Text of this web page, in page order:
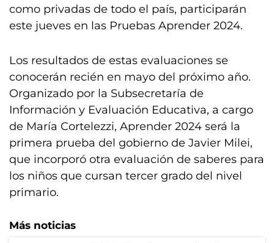
como privadas de todo el país, participarán
este jueves en las Pruebas Aprender 2024.
Los resultados de estas evaluaciones se
conocerán recién en mayo del próximo año.
Organizado por la Subsecretaría de
Información y Evaluación Educativa, a cargo
de María Cortelezzi, Aprender 2024 será la
primera prueba del gobierno de Javier Milei,
que incorporó otra evaluación de saberes para
los niños que cursan tercer grado del nivel
primario.
Más noticias